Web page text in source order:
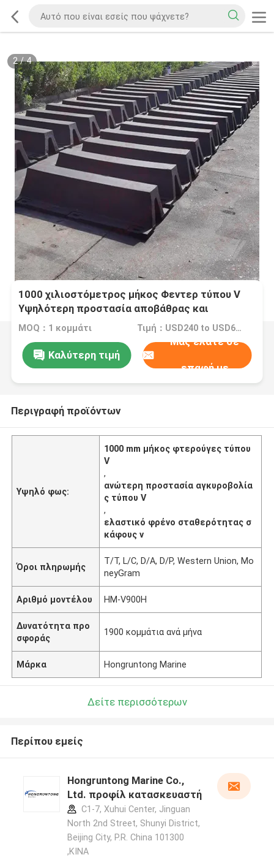
2/4
1000 χιλιοστόμετρος μήκος Φεντερ τύπου V
Υψηλότερη προστασία αποβάθρας και
σταθερότητα του σκάφους
MOQ：1 κομμάτι Τιμή：USD240 to USD680 Per Piece
Καλύτερη τιμή
Μας ελάτε σε
επαφή με
Περιγραφή προϊόντων
Υψηλό φως:
1000 mm μήκος φτερούγες τύπου
V
,
ανώτερη προστασία αγκυροβολία
ς τύπου V
,
ελαστικό φρένο σταθερότητας σ
κάφους v
Όροι πληρωμής
T/T, L/C, D/A, D/P, Western Union, Mo
neyGram
Αριθμό μοντέλου HM-V900H
Δυνατότητα προ
σφοράς
1900 κομμάτια ανά μήνα
Μάρκα Hongruntong Marine
Δείτε περισσότερων
Περίπου εμείς
Hongruntong Marine Co.,
Ltd. προφίλ κατασκευαστή
C1-7, Xuhui Center, Jinguan
North 2nd Street, Shunyi District,
Beijing City, P.R. China 101300
,ΚΙΝΑ